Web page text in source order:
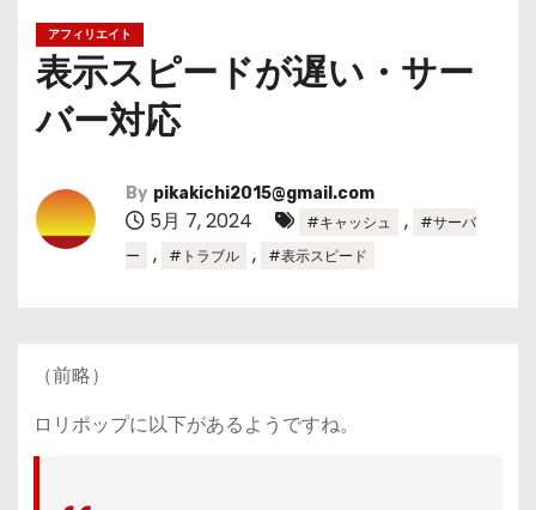
アフィリエイト
表示スピードが遅い・サー
バー対応
By pikakichi2015@gmail.com
5月 7, 2024 #キャッシュ ,
#サーバ
ー
, #トラブル , #表示スピード
（前略）
ロリポップに以下があるようですね。